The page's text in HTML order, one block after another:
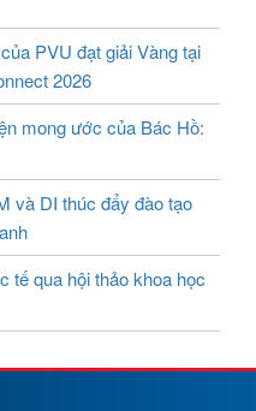
PVU đạt giải Vàng tại
2026
mong ước của Bác Hồ:
và DI thúc đẩy đào tạo
tế qua hội thảo khoa học